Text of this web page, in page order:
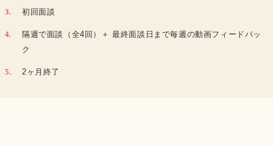
初回面談
隔週で面談（全4回）＋ 最終面談日まで毎週の動画フィードバッ
ク
2ヶ月終了